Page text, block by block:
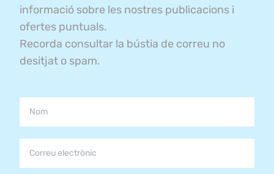
informació sobre les nostres publicacions i
ofertes puntuals.
Recorda consultar la bústia de correu no
desitjat o spam.